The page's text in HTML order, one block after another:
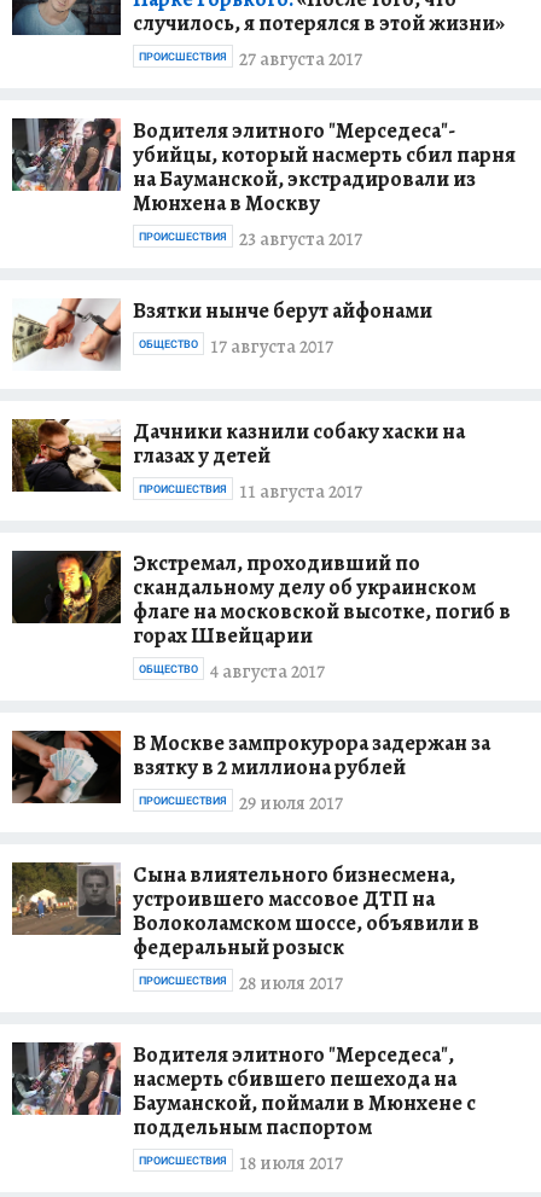
случилось, я потерялся в этой жизни»
27 августа 2017
ПРОИСШЕСТВИЯ
Водителя элитного "Мерседеса"-
убийцы, который насмерть сбил парня
на Бауманской, экстрадировали из
Мюнхена в Москву
23 августа 2017
ПРОИСШЕСТВИЯ
Взятки нынче берут айфонами
17 августа 2017
ОБЩЕСТВО
Дачники казнили собаку хаски на
глазах у детей
11 августа 2017
ПРОИСШЕСТВИЯ
Экстремал, проходивший по
скандальному делу об украинском
флаге на московской высотке, погиб в
горах Швейцарии
4 августа 2017
ОБЩЕСТВО
В Москве зампрокурора задержан за
взятку в 2 миллиона рублей
29 июля 2017
ПРОИСШЕСТВИЯ
Сына влиятельного бизнесмена,
устроившего массовое ДТП на
Волоколамском шоссе, объявили в
федеральный розыск
28 июля 2017
ПРОИСШЕСТВИЯ
Водителя элитного "Мерседеса",
насмерть сбившего пешехода на
Бауманской, поймали в Мюнхене с
поддельным паспортом
18 июля 2017
ПРОИСШЕСТВИЯ